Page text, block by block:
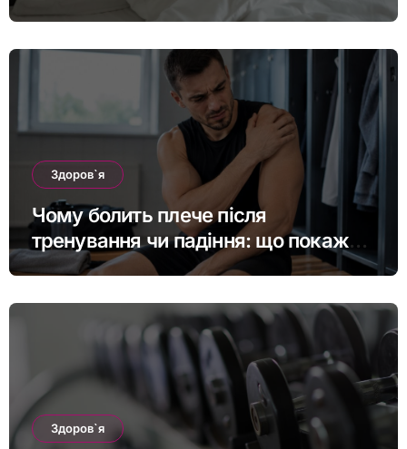
Здоров`я
Чому болить плече після
тренування чи падіння: що покаже
МРТ суглоба
Здоров`я